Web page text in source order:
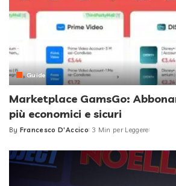
Guide
Marketplace GamsGo:
più economici e sicuri
Posted
By Francesco D'Accico 3 Min per Leggere